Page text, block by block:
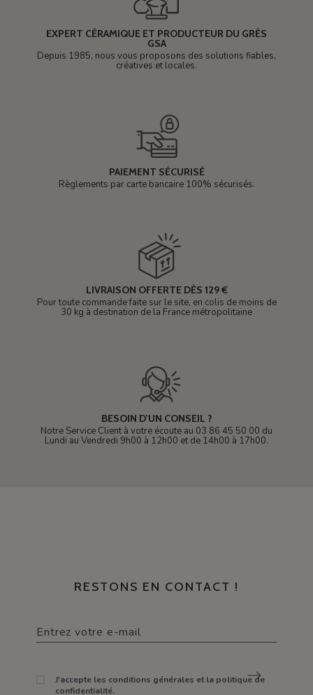
EXPERT CÉRAMIQUE ET PRODUCTEUR DU GRÈS
GSA
Depuis 1985, nous vous proposons des solutions fiables,
créatives et locales.
PAIEMENT SÉCURISÉ
Règlements par carte bancaire 100% sécurisés.
LIVRAISON OFFERTE DÈS 129 €
Pour toute commande faite sur le site, en colis de moins de
30 kg à destination de la France métropolitaine
BESOIN D'UN CONSEIL ?
Notre Service Client à votre écoute au 03 86 45 50 00 du
Lundi au Vendredi 9h00 à 12h00 et de 14h00 à 17h00.
RESTONS EN CONTACT !
J'accepte les conditions générales et la politique de
confidentialité.